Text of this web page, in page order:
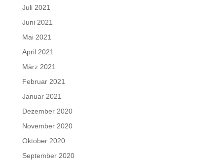
Juli 2021
Juni 2021
Mai 2021
April 2021
März 2021
Februar 2021
Januar 2021
Dezember 2020
November 2020
Oktober 2020
September 2020